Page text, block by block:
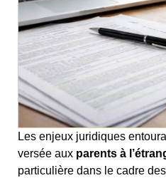
Les enjeux juridiques
versée aux parents à
particulière dans le cadre